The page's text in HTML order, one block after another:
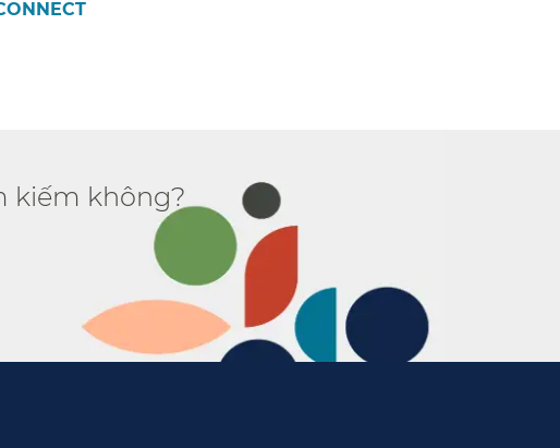
kiếm không?​​